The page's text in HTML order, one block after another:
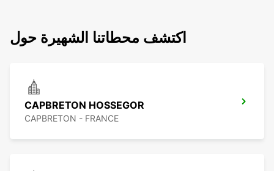
اكتشف محطاتنا الشهيرة حول
CAPBRETON HOSSEGOR
CAPBRETON - FRANCE